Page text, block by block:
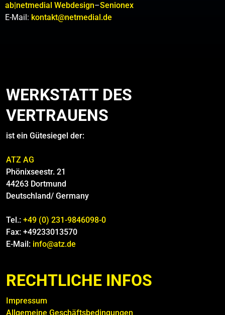
ab|netmedial Webdesign–Senionex
E-Mail: kontakt@netmedial.de
WERKSTATT DES
VERTRAUENS
ist ein Gütesiegel der:
ATZ AG
Phönixseestr. 21
44263 Dortmund
Deutschland/ Germany
Tel.: +49 (0) 231-9846098-0
Fax: +49233013570
E-Mail: info@atz.de
RECHTLICHE INFOS
Impressum
Allgemeine Geschäftsbedingungen